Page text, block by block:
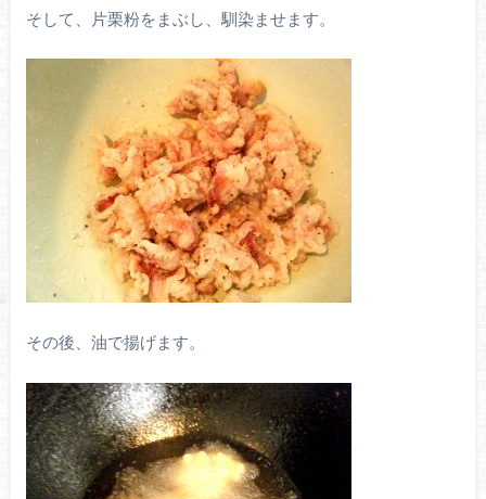
そして、片栗粉をまぶし、馴染ませます。
その後、油で揚げます。